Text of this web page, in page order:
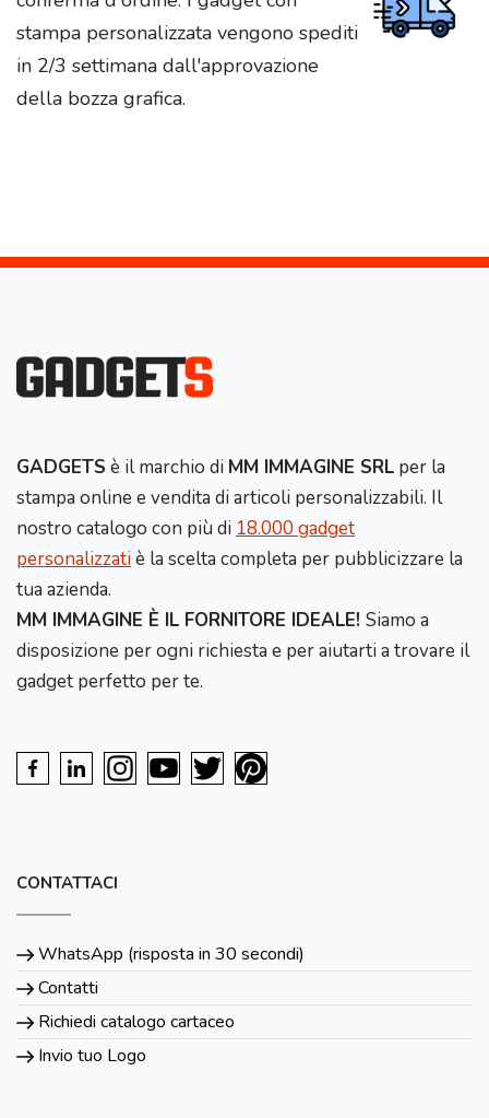
stampa personalizzata vengono spediti
in 2/3 settimana dall'approvazione
della bozza grafica.
GADGETS è il marchio di MM IMMAGINE SRL per la
stampa online e vendita di articoli personalizzabili. Il
nostro catalogo con più di 18.000 gadget
personalizzatiè la scelta completa per pubblicizzare la
tua azienda.
MM IMMAGINE È IL FORNITORE IDEALE! Siamo a
disposizione per ogni richiesta e per aiutarti a trovare il
gadget perfetto per te.
CONTATTACI
WhatsApp (risposta in 30 secondi)
Contatti
Richiedi catalogo cartaceo
Invio tuo Logo